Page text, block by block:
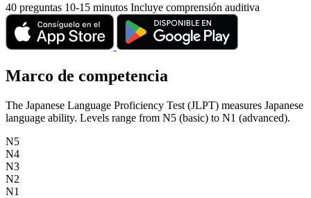
40 preguntas 10-15 minutos Incluye comprensión auditiva
Marco de competencia
The Japanese Language Proficiency Test (JLPT) measures Japanese
language ability. Levels range from N5 (basic) to N1 (advanced).
N5
N4
N3
N2
N1